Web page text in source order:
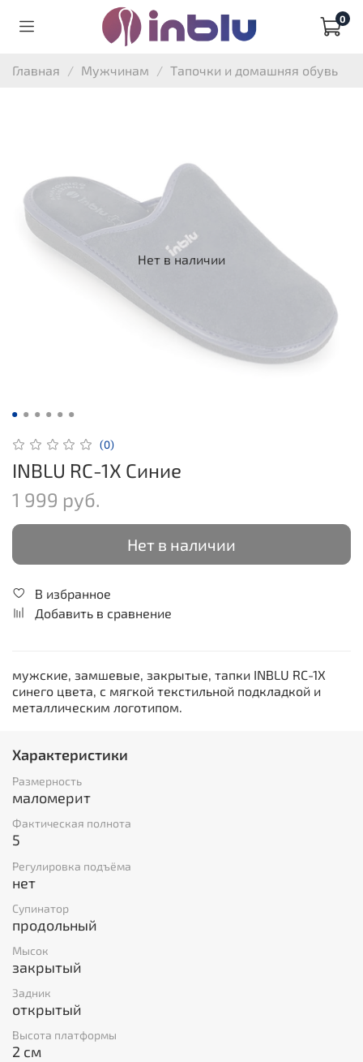
0
Главная Мужчинам Тапочки и домашняя обувь
Нет в наличии
(0)
INBLU RC-1X Синие
1 999 руб.
Нет в наличии
В избранное
Добавить в сравнение
мужские, замшевые, закрытые, тапки INBLU RC-1X
синего цвета, с мягкой текстильной подкладкой и
металлическим логотипом.
Характеристики
Размерность
маломерит
Фактическая полнота
5
Регулировка подъёма
нет
Супинатор
продольный
Мысок
закрытый
Задник
открытый
Высота платформы
2 см